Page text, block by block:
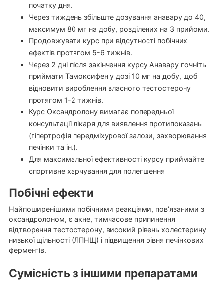
початку дня.
Через тиждень збільште дозування анавару до 40,
максимум 80 мг на добу, розділених на 3 прийоми.
Продовжувати курс при відсутності побічних
ефектів протягом 5-6 тижнів.
Через 2 дні після закінчення курсу Анавару почніть
приймати Тамоксифен у дозі 10 мг на добу, щоб
відновити вироблення власного тестостерону
протягом 1-2 тижнів.
Курс Оксандролону вимагає попередньої
консультації лікаря для виявлення протипоказань
(гіпертрофія передміхурової залози, захворювання
печінки та ін.).
Для максимальної ефективності курсу приймайте
спортивне харчування для полегшення
Побічні ефекти
Найпоширенішими побічними реакціями, пов’язаними з
оксандролоном, є акне, тимчасове припинення
відтворення тестостерону, високий рівень холестерину
низької щільності (ЛПНЩ) і підвищення рівня печінкових
ферментів.
Сумісність з іншими препаратами